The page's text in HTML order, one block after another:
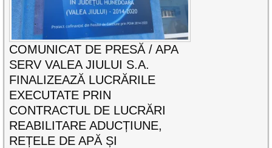
COMUNICAT DE PRESĂ / APA
SERV VALEA JIULUI S.A.
FINALIZEAZĂ LUCRĂRILE
EXECUTATE PRIN
CONTRACTUL DE LUCRĂRI
REABILITARE ADUCȚIUNE,
REȚELE DE APĂ ȘI